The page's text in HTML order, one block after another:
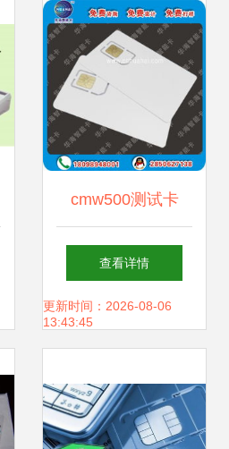
cmw500测试卡
8820c测试卡fdd测
试卡价格及规格型
查看详情
更新时间：2026-08-06
13:43:45